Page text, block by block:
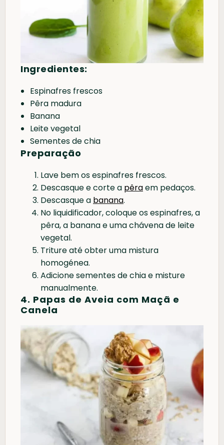
Ingredientes:
Espinafres frescos
Pêra madura
Banana
Leite vegetal
Sementes de chia
Preparação
Lave bem os espinafres frescos.
Descasque e corte a pêraem pedaços.
Descasque a banana.
No liquidificador, coloque os espinafres, a
pêra, a banana e uma chávena de leite
vegetal.
Triture até obter uma mistura
homogénea.
Adicione sementes de chia e misture
manualmente.
4. Papas de Aveia com Maçã e
Canela